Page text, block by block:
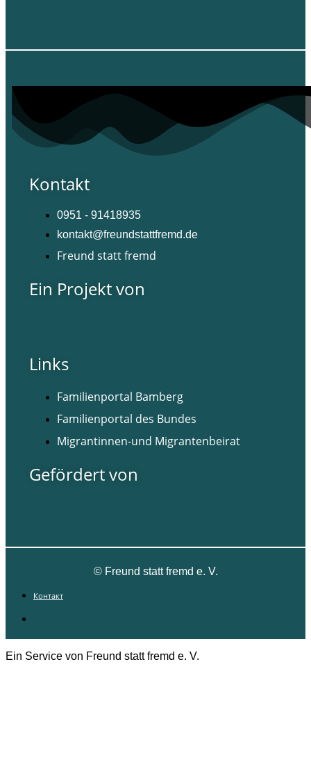
Kontakt
0951 - 91418935
kontakt@freundstattfremd.de
Freund statt fremd
Ein Projekt von
Links
Familienportal Bamberg
Familienportal des Bundes
Migrantinnen-und Migrantenbeirat
Gefördert von
©Freund statt fremd e. V.
Контакт
Ein Service von Freund statt fremd e. V.